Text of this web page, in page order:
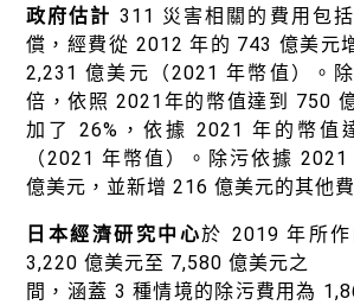
政府估計 311 災害相關的費用包
償，經費從 2012 年的 743 億美元
2,231 億美元（2021 年幣值）。
倍，依照 2021年的幣值達到 750
加了 26%，依據 2021 年的幣值
（2021 年幣值）。除污依據
億美元，並新增 216 億美元的其他費
日本經濟研究中心於 2019 年所
3,220 億美元至 7,580 億美元之
間，涵蓋 3 種情境的除污費用為